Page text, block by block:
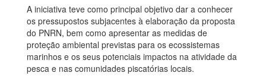
A iniciativa teve como principal objetivo dar a conhecer
os pressupostos subjacentes à elaboração da proposta
do PNRN, bem como apresentar as medidas de
proteção ambiental previstas para os ecossistemas
marinhos e os seus potenciais impactos na atividade da
pesca e nas comunidades piscatórias locais.